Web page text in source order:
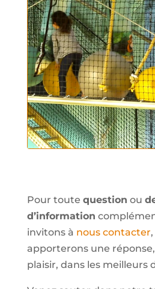
Pour toute question ou
d’information
invitons à nous contacter
apporterons une
plaisir, dans les meilleurs